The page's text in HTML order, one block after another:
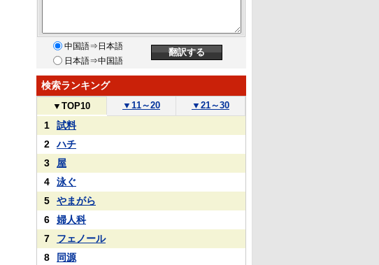
中国語⇒日本語
日本語⇒中国語
検索ランキング
▼ TOP10 ▼ 11～20 ▼ 21～30
1
試料
2
ハチ
3
屋
4
泳ぐ
5
やまがら
6
婦人科
7
フェノール
8
同源